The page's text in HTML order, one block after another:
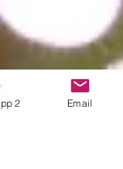
2 Email